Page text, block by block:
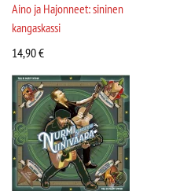
Aino ja Hajonneet: sininen
kangaskassi
14,90€